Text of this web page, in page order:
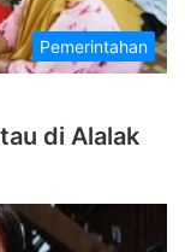
Pemerintahan
di Alalak